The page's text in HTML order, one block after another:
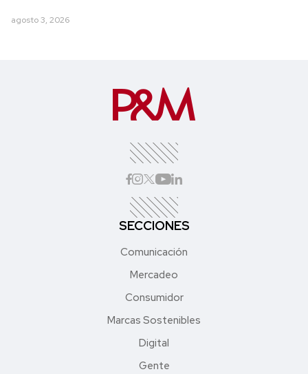
agosto 3, 2026
SECCIONES
Comunicación
Mercadeo
Consumidor
Marcas Sostenibles
Digital
Gente